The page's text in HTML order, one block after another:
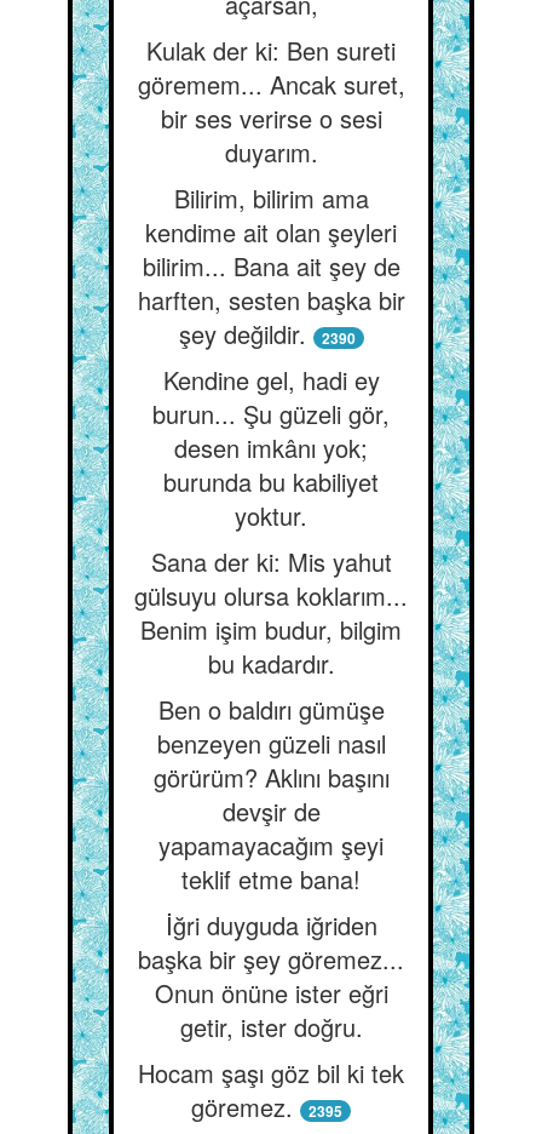
Kulak der ki: Ben sureti
göremem... Ancak suret,
bir ses verirse o sesi
duyarım.
Bilirim, bilirim ama
kendime ait olan şeyleri
bilirim... Bana ait şey de
harften, sesten başka bir
şey değildir.
2390
Kendine gel, hadi ey
burun... Şu güzeli gör,
desen imkânı yok;
burunda bu kabiliyet
yoktur.
Sana der ki: Mis yahut
gülsuyu olursa koklarım...
Benim işim budur, bilgim
bu kadardır.
Ben o baldırı gümüşe
benzeyen güzeli nasıl
görürüm? Aklını başını
devşir de
yapamayacağım şeyi
teklif etme bana!
İğri duyguda iğriden
başka bir şey göremez...
Onun önüne ister eğri
getir, ister doğru.
Hocam şaşı göz bil ki tek
göremez.
2395